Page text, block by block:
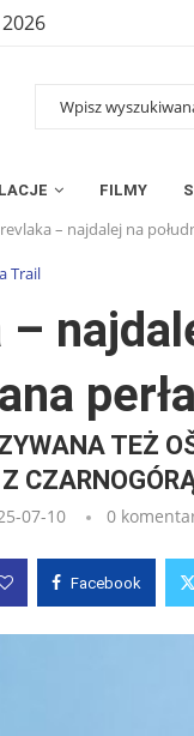
FILMY
– najdalej na
Trail
–
TEŻ
07-10 0
Facebook